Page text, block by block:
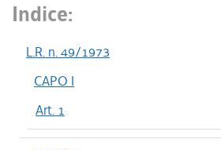
Indice:
L.R. n. 49/1973
CAPO I
Art. 1